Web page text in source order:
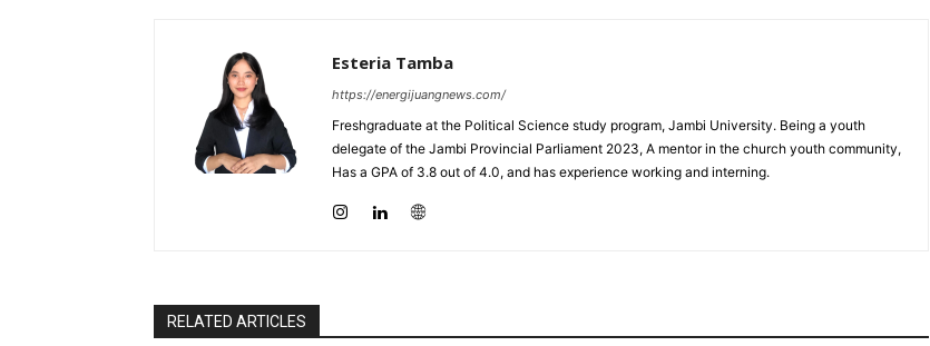
Esteria Tamba
https://energijuangnews.com/
Freshgraduate at the Political Science study program, Jambi University. Being a youth
delegate of the Jambi Provincial Parliament 2023, A mentor in the church youth community,
Has a GPA of 3.8 out of 4.0, and has experience working and interning.
RELATED ARTICLES